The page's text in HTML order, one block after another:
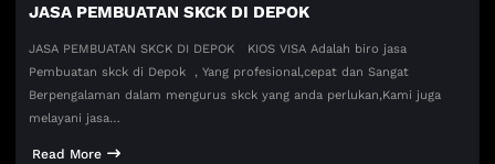
JASA PEMBUATAN SKCK DI DEPOK
JASA PEMBUATAN SKCK DI DEPOK KIOS VISA Adalah biro jasa
Pembuatan skck di Depok , Yang profesional,cepat dan Sangat
Berpengalaman dalam mengurus skck yang anda perlukan,Kami juga
melayani jasa…
Read More